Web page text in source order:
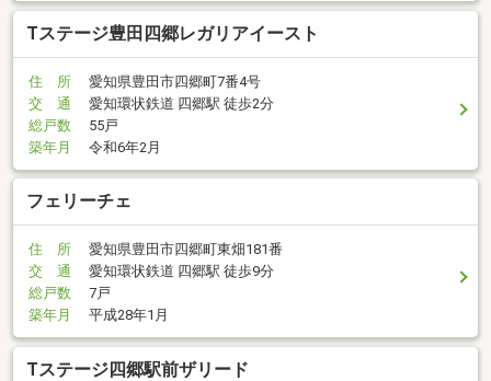
Tステージ豊田四郷レガリアイースト
住 所
愛知県豊田市四郷町7番4号
交 通
愛知環状鉄道 四郷駅 徒歩2分
総戸数
55戸
築年月
令和6年2月
フェリーチェ
住 所
愛知県豊田市四郷町東畑181番
交 通
愛知環状鉄道 四郷駅 徒歩9分
総戸数
7戸
築年月
平成28年1月
Tステージ四郷駅前ザリード